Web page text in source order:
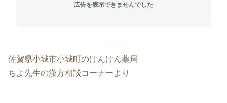
広告を表示できませんでした
佐賀県小城市小城町のけんけん薬局
ちよ先生の漢方相談コーナーより